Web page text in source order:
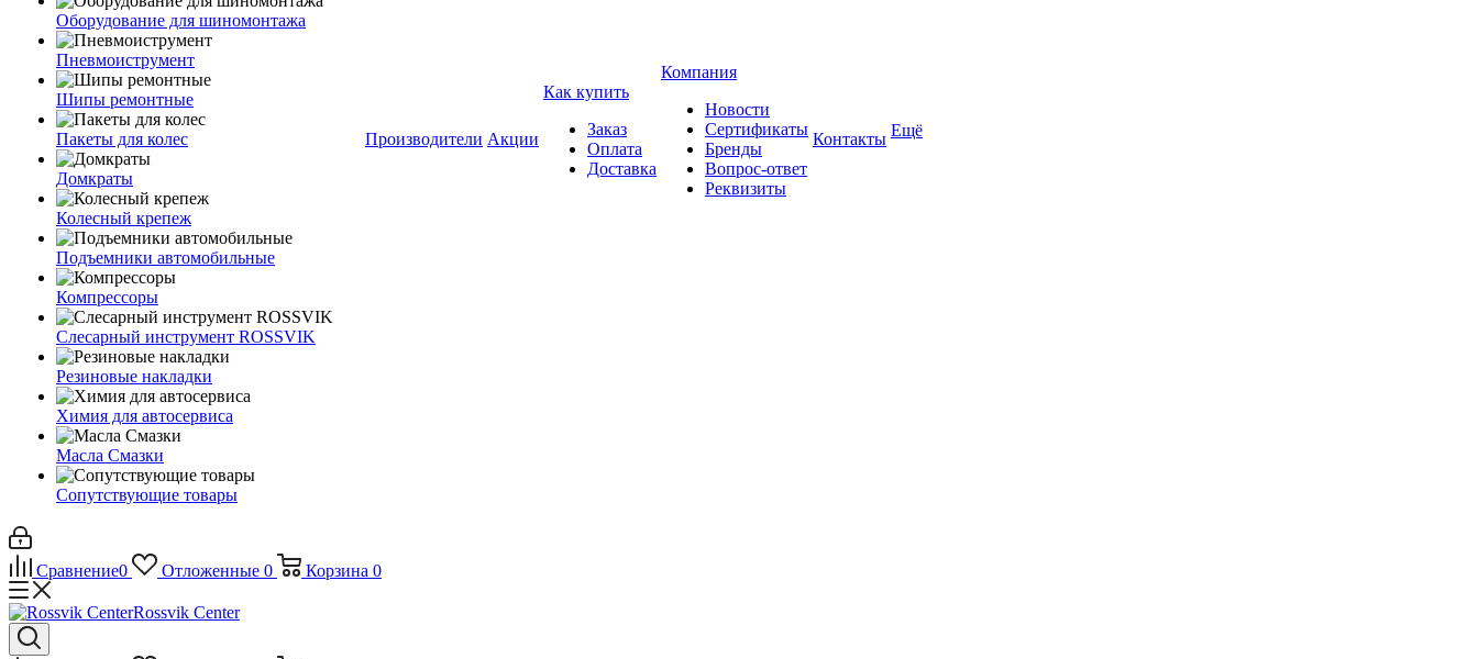
Оборудование для шиномонтажа
Пневмоиструмент
Шипы ремонтные
Пакеты для колес
Домкраты
Колесный крепеж
Подъемники автомобильные
Компрессоры
Слесарный инструмент ROSSVIK
Резиновые накладки
Химия для автосервиса
Масла Смазки
Сопутствующие товары
Производители Акции
Как купить
Заказ
Оплата
Доставка
Компания
Новости
Сертификаты
Бренды
Вопрос-ответ
Реквизиты
Контакты Ещё
Сравнение0 Отложенные 0 Корзина 0
Rossvik Center